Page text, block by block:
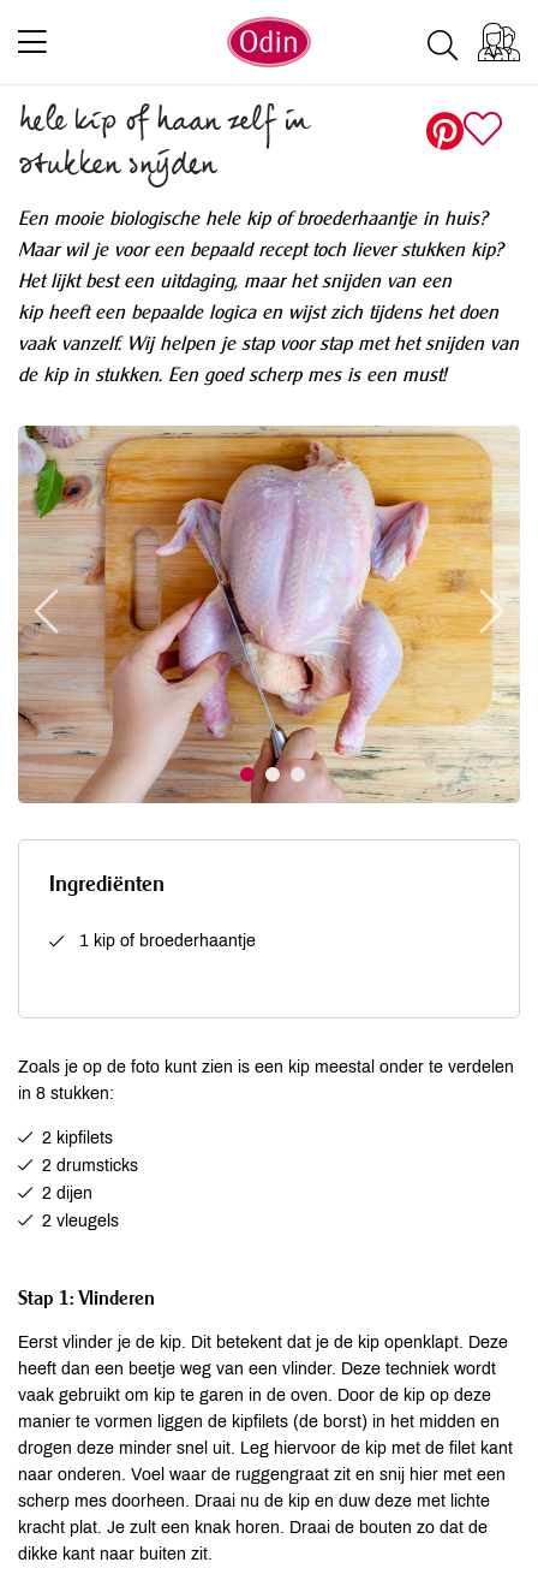
hele kip of haan zelf in
stukken snijden
Een mooie biologische hele kip of broederhaantje in huis?
Maar wil je voor een bepaald recept toch liever stukken kip?
Het lijkt best een uitdaging, maar het snijden van een
kip heeft een bepaalde logica en wijst zich tijdens het doen
vaak vanzelf. Wij helpen je stap voor stap met het snijden van
de kip in stukken. Een goed scherp mes is een must!
Ingrediënten
1 kip of broederhaantje
Zoals je op de foto kunt zien is een kip meestal onder te verdelen
in 8 stukken:
2 kipfilets
2 drumsticks
2 dijen
2 vleugels
Stap 1: Vlinderen
Eerst vlinder je de kip. Dit betekent dat je de kip openklapt. Deze
heeft dan een beetje weg van een vlinder. Deze techniek wordt
vaak gebruikt om kip te garen in de oven. Door de kip op deze
manier te vormen liggen de kipfilets (de borst) in het midden en
drogen deze minder snel uit. Leg hiervoor de kip met de filet kant
naar onderen. Voel waar de ruggengraat zit en snij hier met een
scherp mes doorheen. Draai nu de kip en duw deze met lichte
kracht plat. Je zult een knak horen. Draai de bouten zo dat de
dikke kant naar buiten zit.